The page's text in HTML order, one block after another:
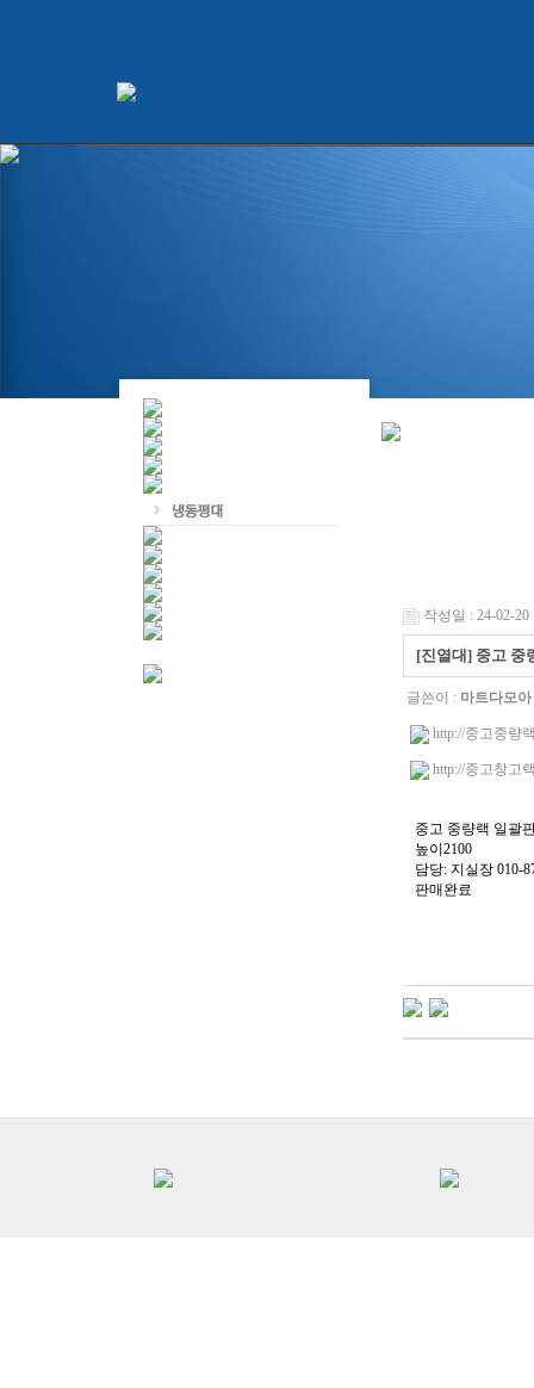
작성일 : 24-02-20
[진열대] 중고 중
글쓴이 : 마트다모아
http://중고중량
http://중고창고
중고 중량랙 일괄
높이2100
담당: 지실장 010-
판매완료